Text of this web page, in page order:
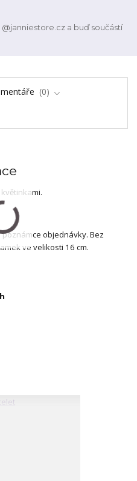
a buď součástí
0
objednávky. Bez
ve velikosti 16 cm.